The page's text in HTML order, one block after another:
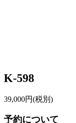
K-598
39,000円(税別)
予約について